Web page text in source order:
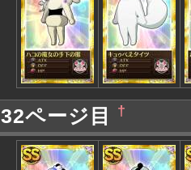
32ページ目 †